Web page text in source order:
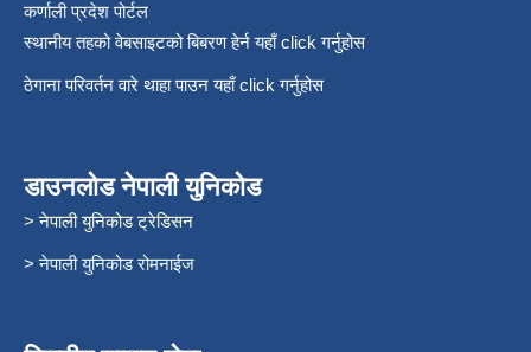
कर्णाली प्रदेश पोर्टल
स्थानीय तहको वेबसाइटको बिबरण हेर्न यहाँ click गर्नुहोस
ठेगाना परिवर्तन वारे थाहा पाउन यहाँ click गर्नुहोस
डाउनलोड नेपाली युनिकोड
> नेपाली युनिकोड ट्रेडिसन
> नेपाली युनिकोड रोमनाईज